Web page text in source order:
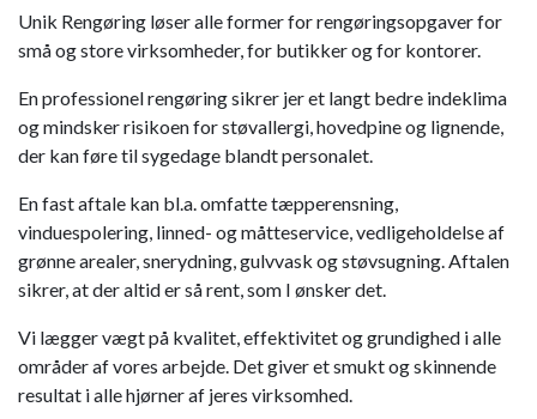
Unik Rengøring løser alle former for rengøringsopgaver for
små og store virksomheder, for butikker og for kontorer.
En professionel rengøring sikrer jer et langt bedre indeklima
og mindsker risikoen for støvallergi, hovedpine og lignende,
der kan føre til sygedage blandt personalet.
En fast aftale kan bl.a. omfatte tæpperensning,
vinduespolering, linned- og måtteservice, vedligeholdelse af
grønne arealer, snerydning, gulvvask og støvsugning. Aftalen
sikrer, at der altid er så rent, som I ønsker det.
Vi lægger vægt på kvalitet, effektivitet og grundighed i alle
områder af vores arbejde. Det giver et smukt og skinnende
resultat i alle hjørner af jeres virksomhed.